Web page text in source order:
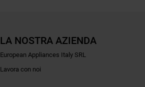
LA NOSTRA AZIENDA
European Appliances Italy SRL
Lavora con noi